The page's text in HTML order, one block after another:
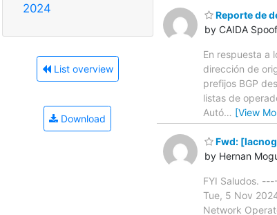
2024
List overview
Download
Reporte de
by CAIDA
En respuesta a
dirección de
prefijos BGP
listas de
Autó… [View
Fwd:
by Hernan
FYI Saludos.
Tue, 5 Nov
Network